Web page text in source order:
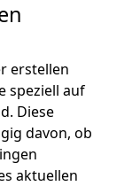
erstellen
speziell auf
Diese
davon, ob
aktuellen